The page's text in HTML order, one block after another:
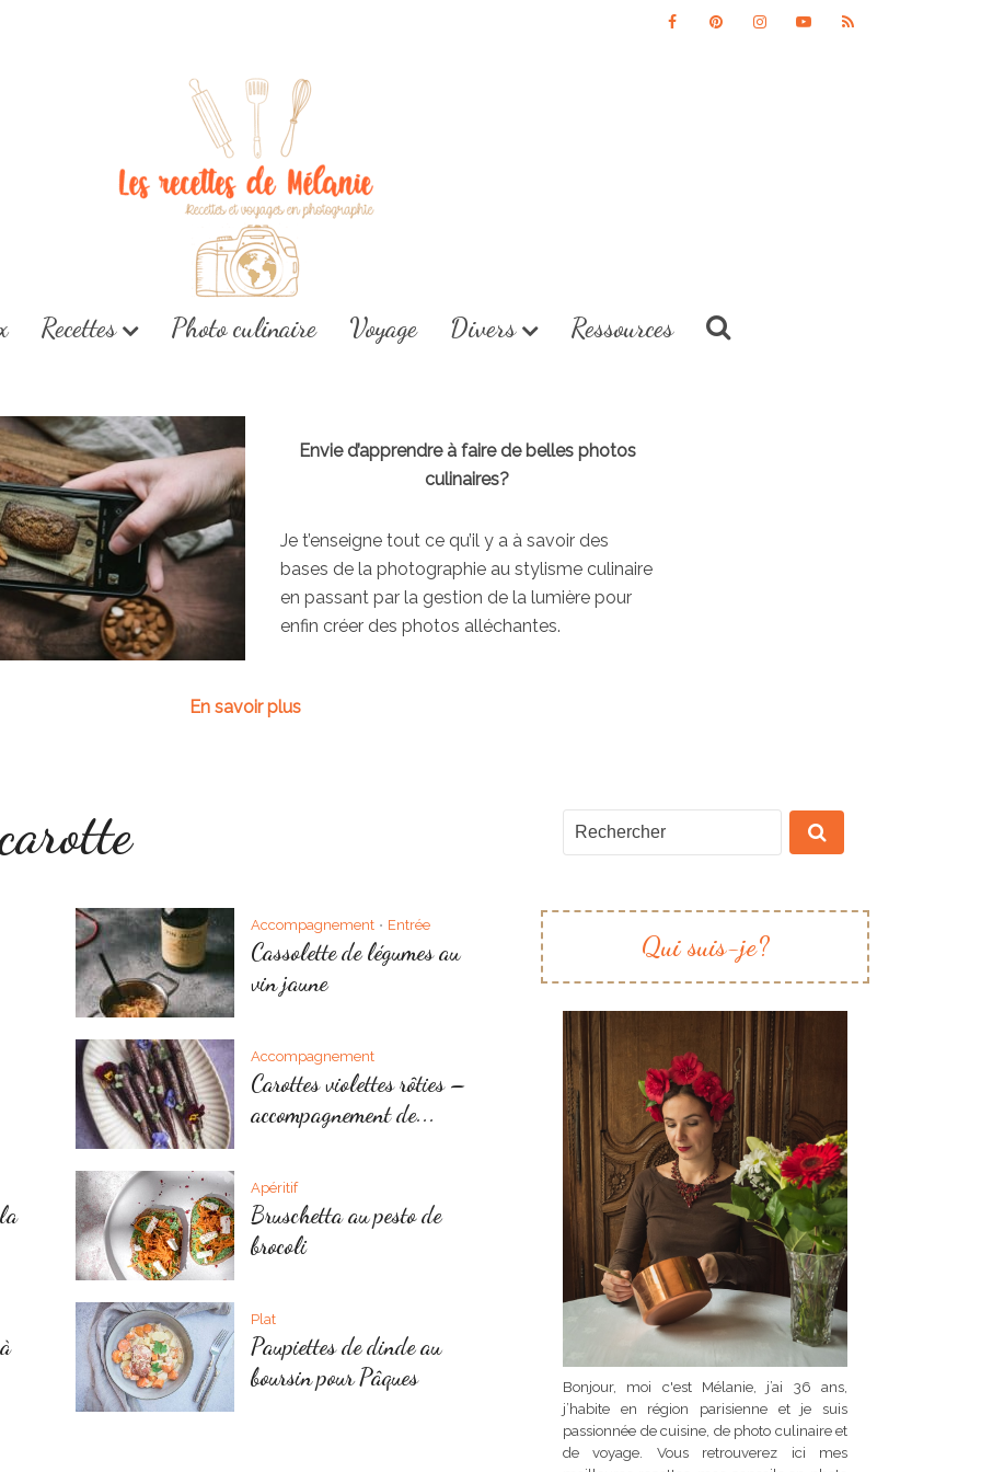
Recettes Photo culinaire Voyage Divers Ressources
Envie d’apprendre à faire de belles photos
culinaires?
Je t’enseigne tout ce qu’il y a à savoir des
bases de la photographie au stylisme culinaire
en passant par la gestion de la lumière pour
enfin créer des photos alléchantes.
En savoir plus
Accompagnement • Entrée
Cassolette de légumes au
vin jaune
Accompagnement
Carottes violettes rôties –
accompagnement de...
Apéritif
Bruschetta au pesto de
brocoli
Plat
Paupiettes de dinde au
boursin pour Pâques
Qui suis-je?
Bonjour, moi c'est Mélanie, j’ai 36 ans,
j’habite en région parisienne et je suis
passionnée de cuisine, de photo culinaire et
de voyage. Vous retrouverez ici mes